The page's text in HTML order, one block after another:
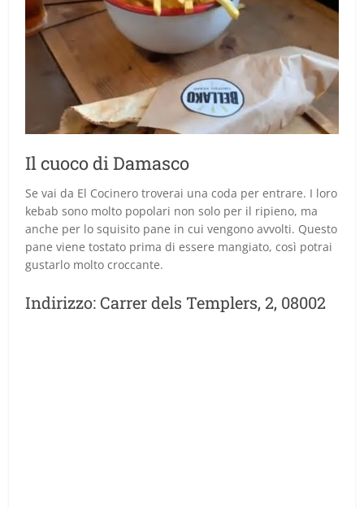
Il cuoco di Damasco
Se vai da El Cocinero troverai una coda per entrare. I loro
kebab sono molto popolari non solo per il ripieno, ma
anche per lo squisito pane in cui vengono avvolti. Questo
pane viene tostato prima di essere mangiato, così potrai
gustarlo molto croccante.
Indirizzo: Carrer dels Templers, 2, 08002